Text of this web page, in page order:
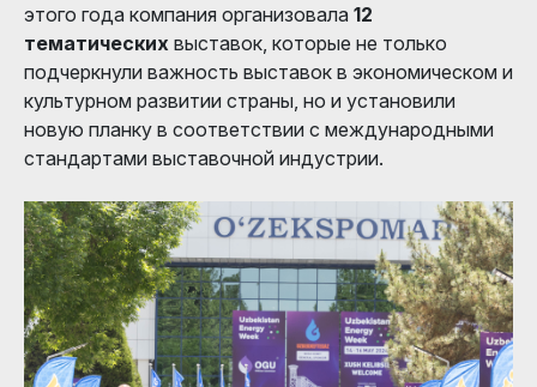
этого года компания организовала 12
тематических выставок, которые не только
подчеркнули важность выставок в экономическом и
культурном развитии страны, но и установили
новую планку в соответствии с международными
стандартами выставочной индустрии.